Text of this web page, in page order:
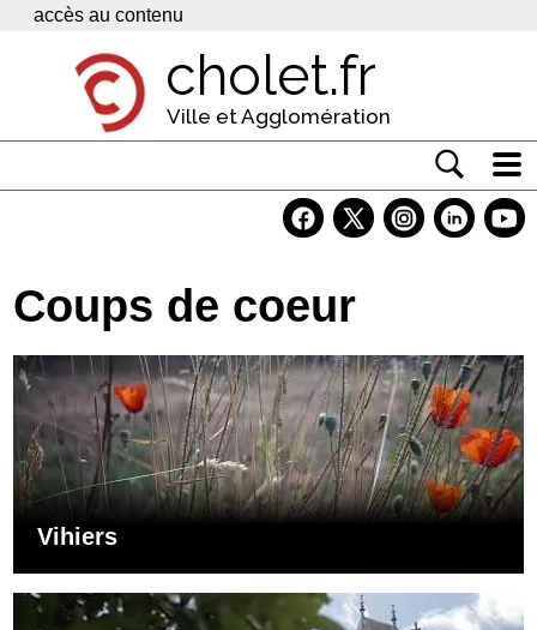
Panneau de gestion des cookies
accès au contenu
cholet.fr
Ville et Agglomération
Economie
Services
Contacts
Coups de coeur
Vihiers